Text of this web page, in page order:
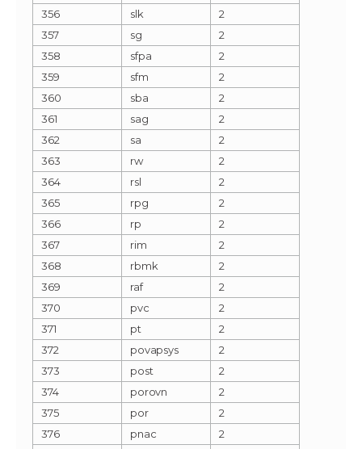
356
slk
2
357
sg
2
358
sfpa
2
359
sfm
2
360
sba
2
361
sag
2
362
sa
2
363
rw
2
364
rsl
2
365
rpg
2
366
rp
2
367
rim
2
368
rbmk
2
369
raf
2
370
pvc
2
371
pt
2
372
povapsys
2
373
post
2
374
porovn
2
375
por
2
376
pnac
2